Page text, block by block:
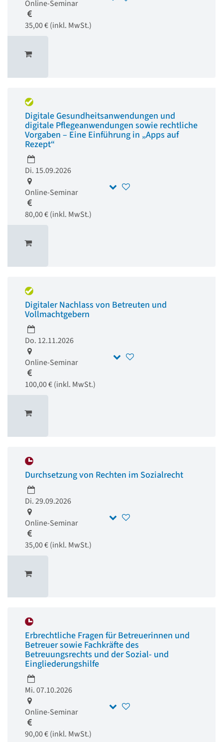
Online-Seminar
35,00 € (inkl. MwSt.)
Digitale Gesundheitsanwendungen und
digitale Pflegeanwendungen sowie rechtliche
Vorgaben – Eine Einführung in „Apps auf
Rezept“
Di. 15.09.2026
Online-Seminar
80,00 € (inkl. MwSt.)
Digitaler Nachlass von Betreuten und
Vollmachtgebern
Do. 12.11.2026
Online-Seminar
100,00 € (inkl. MwSt.)
Durchsetzung von Rechten im Sozialrecht
Di. 29.09.2026
Online-Seminar
35,00 € (inkl. MwSt.)
Erbrechtliche Fragen für Betreuerinnen und
Betreuer sowie Fachkräfte des
Betreuungsrechts und der Sozial- und
Eingliederungshilfe
Mi. 07.10.2026
Online-Seminar
90,00 € (inkl. MwSt.)